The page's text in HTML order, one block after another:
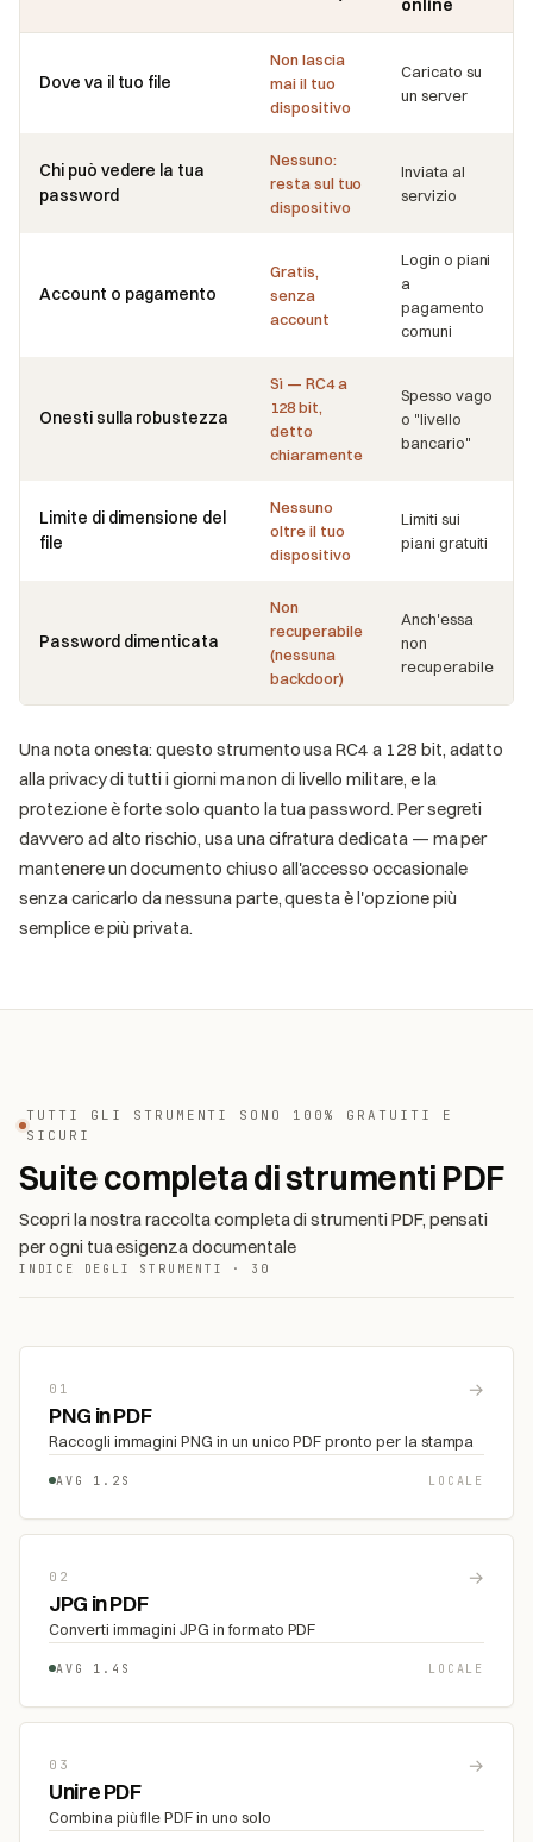
Dove va il tuo file
Non lascia
mai il tuo
dispositivo
Caricato su
un server
Chi può vedere la tua
password
Nessuno:
resta sul tuo
dispositivo
Inviata al
servizio
Account o pagamento
Gratis,
senza
account
Login o piani
a
pagamento
comuni
Onesti sulla robustezza
Sì — RC4 a
128 bit,
detto
chiaramente
Spesso vago
o "livello
bancario"
Limite di dimensione del
file
Nessuno
oltre il tuo
dispositivo
Limiti sui
piani gratuiti
Password dimenticata
Non
recuperabile
(nessuna
backdoor)
Anch'essa
non
recuperabile
Una nota onesta: questo strumento usa RC4 a 128 bit, adatto
alla privacy di tutti i giorni ma non di livello militare, e la
protezione è forte solo quanto la tua password. Per segreti
davvero ad alto rischio, usa una cifratura dedicata — ma per
mantenere un documento chiuso all'accesso occasionale
senza caricarlo da nessuna parte, questa è l'opzione più
semplice e più privata.
TUTTI GLI STRUMENTI SONO 100% GRATUITI E
SICURI
Suite completa di strumenti PDF
Scopri la nostra raccolta completa di strumenti PDF, pensati
per ogni tua esigenza documentale
INDICE DEGLI STRUMENTI · 30
01 →
PNG in PDF
Raccogli immagini PNG in un unico PDF pronto per la stampa
AVG 1.2S LOCALE
02 →
JPG in PDF
Converti immagini JPG in formato PDF
AVG 1.4S LOCALE
03 →
Unire PDF
Combina più file PDF in uno solo